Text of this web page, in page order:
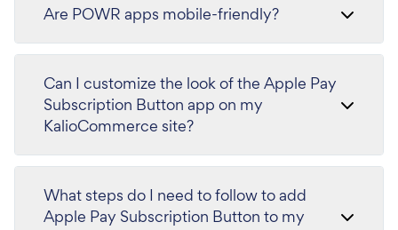
Are POWR apps mobile-friendly?
Can I customize the look of the Apple Pay
Subscription Button app on my
KalioCommerce site?
What steps do I need to follow to add
Apple Pay Subscription Button to my